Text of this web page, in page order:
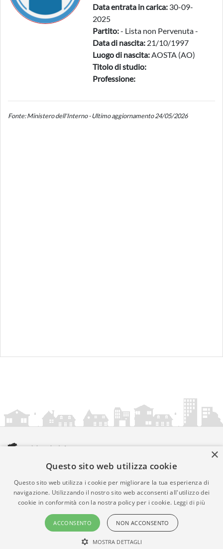
Data entrata in carica: 30-09-
2025
Partito:- Lista non Pervenuta -
Data di nascita: 21/10/1997
Luogo di nascita:AOSTA (AO)
Titolo di studio:
Professione:
Fonte: Ministero dell'Interno - Ultimo aggiornamento 24/05/2026
amministrazionicomunali.it è una iniziativa diartemedia.it
© Copyright MMXXIV - P.IVA 05400000724
Informazioni sul servizio |Informativa Privacy| Informativa
Cookies • Time 0.0107
×
Questo sito web utilizza cookie
Questo sito web utilizza i cookie per migliorare la tua esperienza di
navigazione. Utilizzando il nostro sito web acconsenti all'utilizzo dei
cookie in conformità con la nostra policy per i cookie. Leggi di più
ACCONSENTO NON ACCONSENTO
MOSTRA DETTAGLI